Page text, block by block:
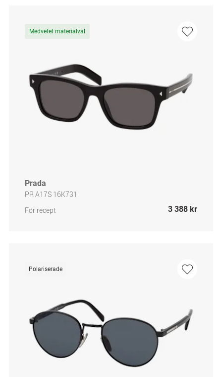
Medvetet materialval
Prada
PR A17S 16K731
För recept
3 388 kr
Polariserade